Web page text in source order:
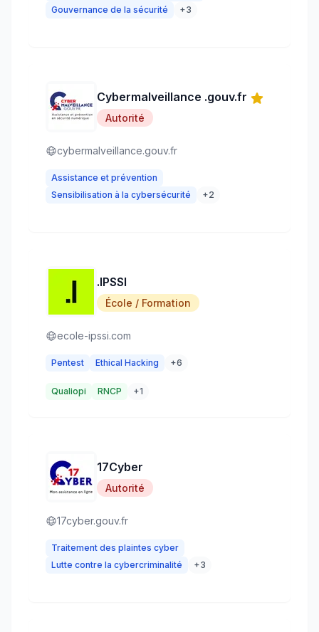
Gouvernance de la sécurité
+3
Cybermalveillance .gouv.fr
Autorité
cybermalveillance.gouv.fr
Assistance et prévention
Sensibilisation à la cybersécurité
+2
.IPSSI
École / Formation
ecole-ipssi.com
Pentest Ethical Hacking +6
Qualiopi RNCP +1
17Cyber
Autorité
17cyber.gouv.fr
Traitement des plaintes cyber
Lutte contre la cybercriminalité
+3